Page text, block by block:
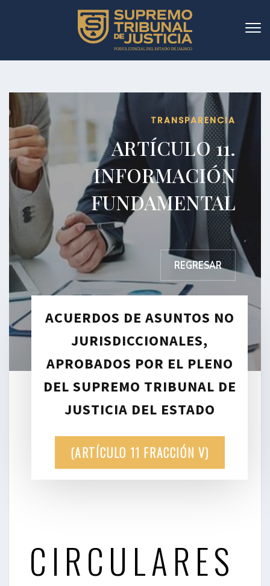
TRANSPARENCIA
ARTÍCULO 11.
INFORMACIÓN
FUNDAMENTAL
Fracción V
REGRESAR
ACUERDOS DE ASUNTOS NO
JURISDICCIONALES,
APROBADOS POR EL PLENO
DEL SUPREMO TRIBUNAL DE
JUSTICIA DEL ESTADO
(ARTÍCULO 11 FRACCIÓN V)
CIRCULARES